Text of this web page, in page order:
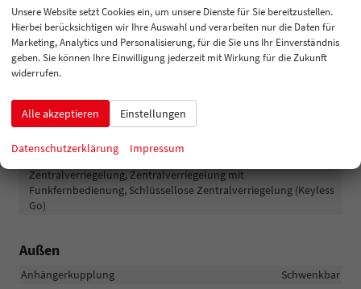
Lichttechnik
Kurvenlicht, Lichtsensor, Nebelscheinwerfer, Tagfahrlicht,
Nebelscheinwerfer mit Kurvenlicht, LED-Rückleuchten, LED-
Scheinwerfer, Fernlichtassistent, LED-Tagfahrlicht, Blendfreies
Fernlicht, Voll-LED Scheinwerfer
Start/Stop-Automatik
Zentralverriegelung, Zentralverriegelung mit
Funkfernbedienung, Schlüssellose Zentralverriegelung (Keyless
Go)
Außen
Anhängerkupplung
Schwenkbar
Unsere Website setzt Cookies ein, um unsere Dienste für Sie bereitzustellen.
Hierbei berücksichtigen wir Ihre Auswahl und verarbeiten nur die Daten für
Marketing, Analytics und Personalisierung, für die Sie uns Ihr Einverständnis
geben. Sie können Ihre Einwilligung jederzeit mit Wirkung für die Zukunft
widerrufen.
Alle akzeptieren Einstellungen
Datenschutzerklärung Impressum